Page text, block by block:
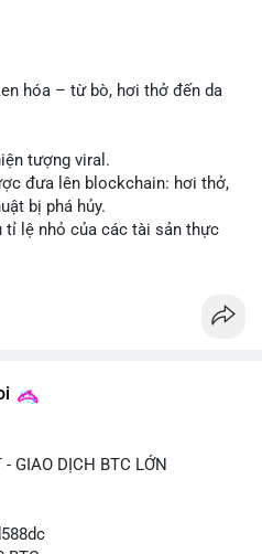
hóa – từ bò, hơi thở đến da
tượng viral.
đưa lên blockchain: hơi thở,
bị phá hủy.
tỉ lệ nhỏ của các tài sản thực
bảo mật đang được đặt ra.
GIAO DỊCH BTC LỚN